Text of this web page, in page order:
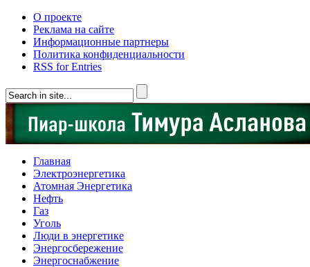
О проекте
Реклама на сайте
Информационные партнеры
Политика конфиденциальности
RSS for Entries
Главная
Электроэнергетика
Атомная Энергетика
Нефть
Газ
Уголь
Люди в энергетике
Энергосбережение
Энергоснабжение